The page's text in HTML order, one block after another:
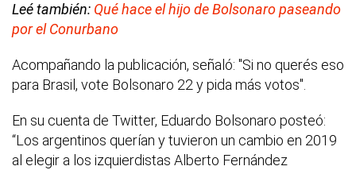
Leé también: Qué hace el hijo de Bolsonaro paseando
por el Conurbano
Acompañando la publicación, señaló: "Si no querés eso
para Brasil, vote Bolsonaro 22 y pida más votos".
En su cuenta de Twitter, Eduardo Bolsonaro posteó:
“Los argentinos querían y tuvieron un cambio en 2019
al elegir a los izquierdistas Alberto Fernández